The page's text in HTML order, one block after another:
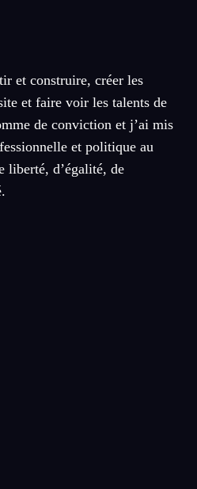
et construire, créer les
et faire voir les talents de
de conviction et j’ai mis
et politique au
liberté, d’égalité, de